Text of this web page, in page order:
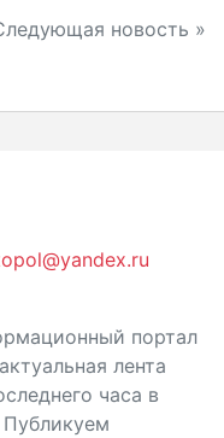
новость »
портал
лента
часа в